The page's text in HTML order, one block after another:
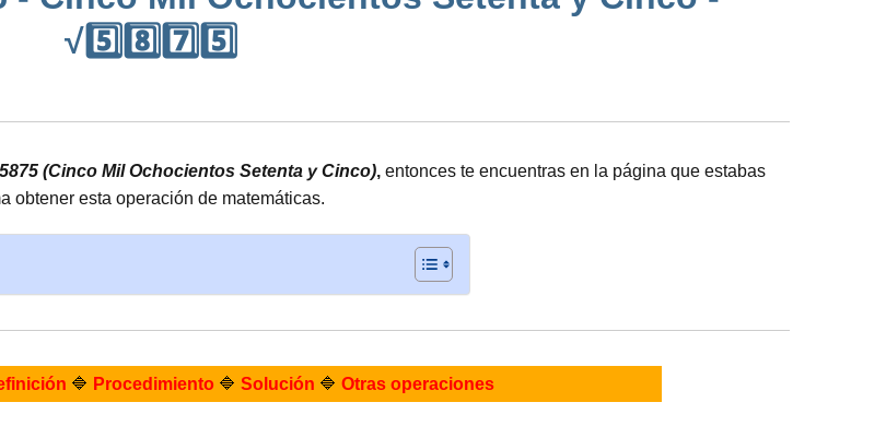
√5️⃣8️⃣7️⃣5️⃣
(Cinco Mil Ochocientos Setenta y Cinco), entonces te encuentras en la página que estabas
obtener esta operación de matemáticas.
🔷 Procedimiento🔷 Solución 🔷 Otras operaciones